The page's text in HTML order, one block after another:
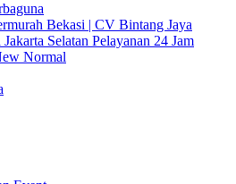
Bekasi | CV Bintang Jaya
Selatan Pelayanan 24 Jam
Normal